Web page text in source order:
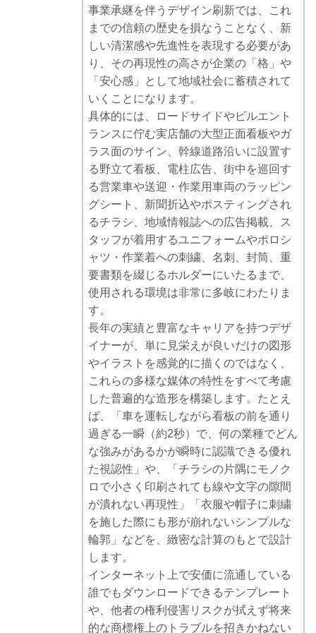
事業承継を伴うデザイン刷新では、これ
までの信頼の歴史を損なうことなく、新
しい清潔感や先進性を表現する必要があ
り、その再現性の高さが企業の「格」や
「安心感」として地域社会に蓄積されて
いくことになります。
具体的には、ロードサイドやビルエント
ランスに佇む実店舗の大型正面看板やガ
ラス面のサイン、幹線道路沿いに設置す
る野立て看板、電柱広告、街中を巡回す
る営業車や送迎・作業用車両のラッピン
グシート、新聞折込やポスティングされ
るチラシ、地域情報誌への広告掲載、ス
タッフが着用するユニフォームやポロシ
ャツ・作業着への刺繍、名刺、封筒、重
要書類を綴じるホルダーにいたるまで、
使用される環境は非常に多岐にわたりま
す。
長年の実績と豊富なキャリアを持つデザ
イナーが、単に見栄えが良いだけの図形
やイラストを感覚的に描くのではなく、
これらの多様な媒体の特性をすべて考慮
した普遍的な造形を構築します。たとえ
ば、「車を運転しながら看板の前を通り
過ぎる一瞬（約2秒）で、何の業種でどん
な強みがあるかが瞬時に認識できる優れ
た視認性」や、「チラシの片隅にモノク
ロで小さく印刷されても線や文字の隙間
が潰れない再現性」「衣服や帽子に刺繍
を施した際にも形が崩れないシンプルな
輪郭」などを、緻密な計算のもとで設計
します。
インターネット上で安価に流通している
誰でもダウンロードできるテンプレート
や、他者の権利侵害リスクが拭えず将来
的な商標権上のトラブルを招きかねない